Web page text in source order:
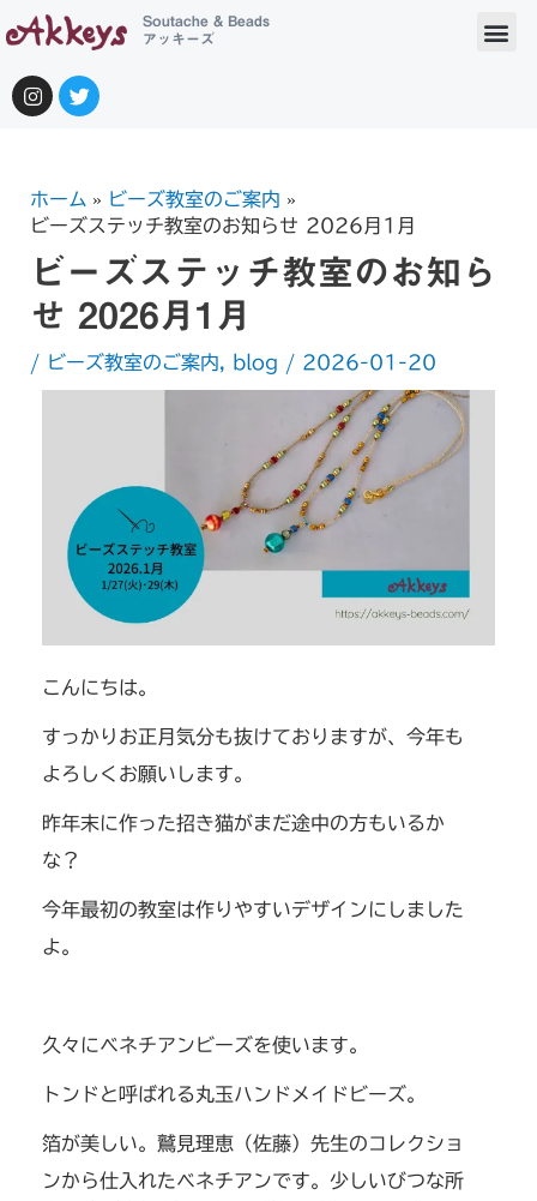
Soutache & Beads
アッキーズ
ホーム
ビーズ教室のご案内
ビーズステッチ教室のお知らせ 2026月1月
ビーズステッチ教室のお知ら
せ 2026月1月
/ ビーズ教室のご案内, blog / 2026-01-20
こんにちは。
すっかりお正月気分も抜けておりますが、今年も
よろしくお願いします。
昨年末に作った招き猫がまだ途中の方もいるか
な？
今年最初の教室は作りやすいデザインにしました
よ。
久々にベネチアンビーズを使います。
トンドと呼ばれる丸玉ハンドメイドビーズ。
箔が美しい。鷲見理恵（佐藤）先生のコレクショ
ンから仕入れたベネチアンです。少しいびつな所